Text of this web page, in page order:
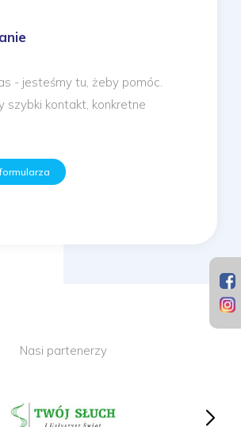
- jesteśmy tu, żeby pomóc.
szybki kontakt, konkretne
Nasi partenerzy